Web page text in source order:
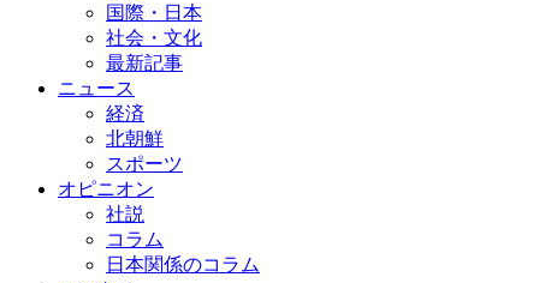
国際・日本
社会・文化
最新記事
ニュース
経済
北朝鮮
スポーツ
オピニオン
社説
コラム
日本関係のコラム